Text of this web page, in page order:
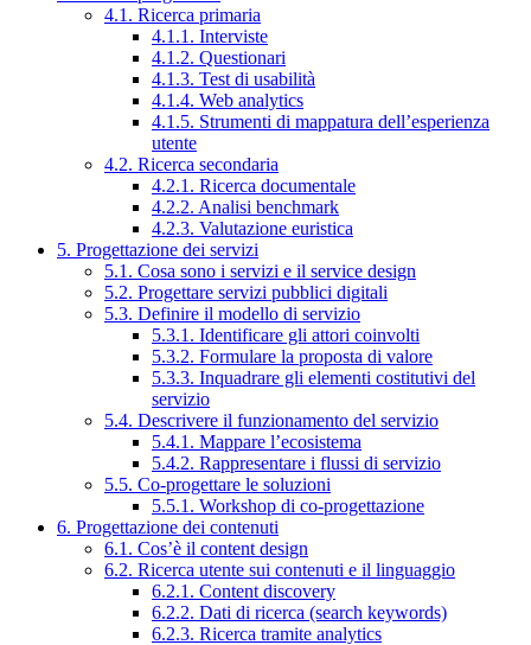
4.1. Ricerca primaria
4.1.1. Interviste
4.1.2. Questionari
4.1.3. Test di usabilità
4.1.4. Web analytics
4.1.5. Strumenti di mappatura dell’esperienza
utente
4.2. Ricerca secondaria
4.2.1. Ricerca documentale
4.2.2. Analisi benchmark
4.2.3. Valutazione euristica
5. Progettazione dei servizi
5.1. Cosa sono i servizi e il service design
5.2. Progettare servizi pubblici digitali
5.3. Definire il modello di servizio
5.3.1. Identificare gli attori coinvolti
5.3.2. Formulare la proposta di valore
5.3.3. Inquadrare gli elementi costitutivi del
servizio
5.4. Descrivere il funzionamento del servizio
5.4.1. Mappare l’ecosistema
5.4.2. Rappresentare i flussi di servizio
5.5. Co-progettare le soluzioni
5.5.1. Workshop di co-progettazione
6. Progettazione dei contenuti
6.1. Cos’è il content design
6.2. Ricerca utente sui contenuti e il linguaggio
6.2.1. Content discovery
6.2.2. Dati di ricerca (search keywords)
6.2.3. Ricerca tramite analytics